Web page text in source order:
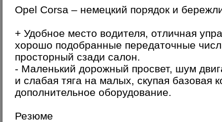
Opel Corsa – немецкий порядок и
+ Удобное место водителя, отличная
хорошо подобранные передаточные
просторный сзади салон.
- Маленький дорожный просвет, шум
и слабая тяга на малых, скупая базовая
дополнительное оборудование.
Резюме